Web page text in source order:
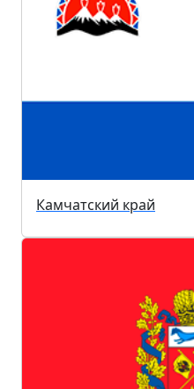
Камчатский край